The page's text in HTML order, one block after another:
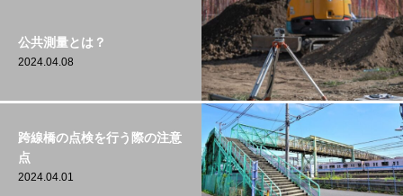
公共測量とは？
2024.04.08
跨線橋の点検を行う際の注意
点
2024.04.01